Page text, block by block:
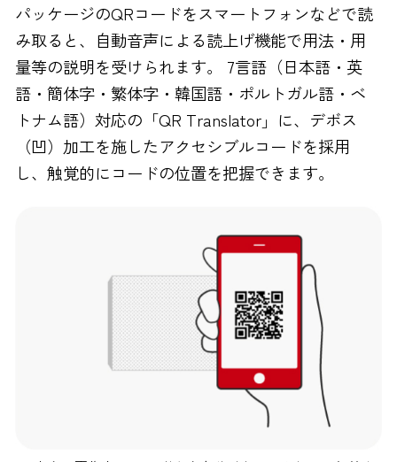
パッケージのQRコードをスマートフォンなどで読
み取ると、自動音声による読上げ機能で用法・用
量等の説明を受けられます。 7言語（日本語・英
語・簡体字・繁体字・韓国語・ポルトガル語・ベ
トナム語）対応の「QR Translator」に、デボス
（凹）加工を施したアクセシブルコードを採用
し、触覚的にコードの位置を把握できます。